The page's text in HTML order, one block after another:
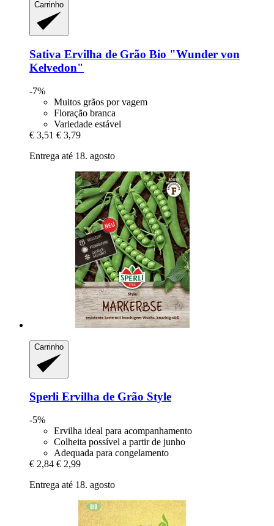
Carrinho
Sativa Ervilha de Grão Bio "Wunder von
Kelvedon"
-7%
Muitos grãos por vagem
Floração branca
Variedade estável
€ 3,51 € 3,79
Entrega até 18. agosto
Carrinho
Sperli Ervilha de Grão Style
-5%
Ervilha ideal para acompanhamento
Colheita possível a partir de junho
Adequada para congelamento
€ 2,84 € 2,99
Entrega até 18. agosto